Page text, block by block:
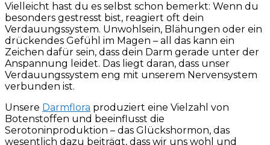
Vielleicht hast du es selbst schon bemerkt: Wenn du
besonders gestresst bist, reagiert oft dein
Verdauungssystem. Unwohlsein, Blähungen oder ein
drückendes Gefühl im Magen – all das kann ein
Zeichen dafür sein, dass dein Darm gerade unter der
Anspannung leidet. Das liegt daran, dass unser
Verdauungssystem eng mit unserem Nervensystem
verbunden ist.
Unsere Darmflora produziert eine Vielzahl von
Botenstoffen und beeinflusst die
Serotoninproduktion – das Glückshormon, das
wesentlich dazu beiträgt, dass wir uns wohl und